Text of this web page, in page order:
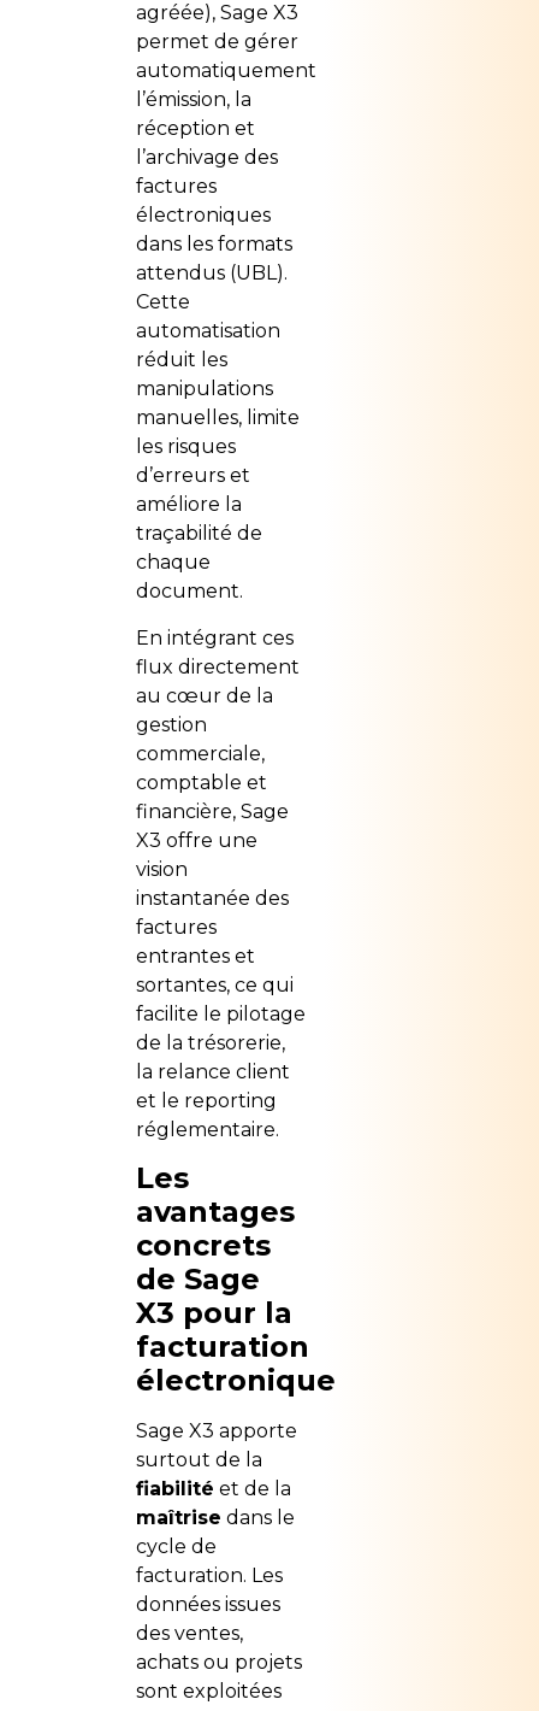
agréée), Sage X3
permet de gérer
automatiquement
l’émission, la
réception et
l’archivage des
factures
électroniques
dans les formats
attendus (UBL).
Cette
automatisation
réduit les
manipulations
manuelles, limite
les risques
d’erreurs et
améliore la
traçabilité de
chaque
document.
En intégrant ces
flux directement
au cœur de la
gestion
commerciale,
comptable et
financière, Sage
X3 offre une
vision
instantanée des
factures
entrantes et
sortantes, ce qui
facilite le pilotage
de la trésorerie,
la relance client
et le reporting
réglementaire.
Les
avantages
concrets
de Sage
X3 pour la
facturation
électronique
Sage X3 apporte
surtout de la
fiabilité et de la
maîtrise dans le
cycle de
facturation. Les
données issues
des ventes,
achats ou projets
sont exploitées